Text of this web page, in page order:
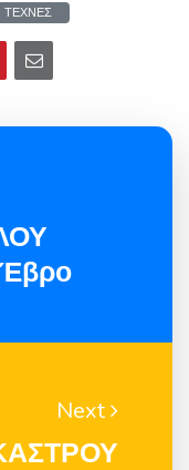
ΤΕΧΝΕΣ
Έβρο
Next